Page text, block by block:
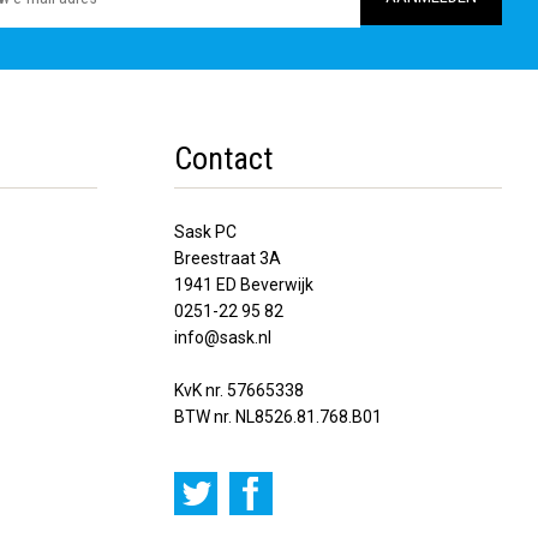
Contact
Sask PC
Breestraat 3A
1941 ED Beverwijk
0251-22 95 82
info@sask.nl
KvK nr. 57665338
BTW nr. NL8526.81.768.B01